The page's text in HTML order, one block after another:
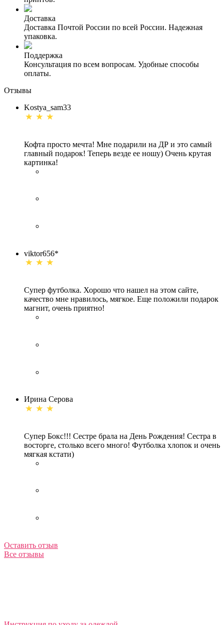
Доставка
Доставка Почтой России по всей России. Надежная
упаковка.
Поддержка
Консультация по всем вопросам. Удобные способы
оплаты.
Отзывы
Kostya_sam33
Кофта просто мечта! Мне подарили на ДР и это самый
главный подарок! Теперь везде ее ношу) Очень крутая
картинка!
viktor656*
Супер футболка. Хорошо что нашел на этом сайте,
качество мне нравилось, мягкое. Еще положили подарок
магнит, очень приятно!
Ирина Серова
Супер Бокс!!! Сестре брала на День Рождения! Сестра в
восторге, столько всего много! Футболка хлопок и очень
мягкая кстати)
Оставить отзыв
Все отзывы